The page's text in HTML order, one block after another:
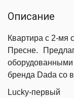
Описание
Квартира с 2-мя
Пресне.
бренда Dada со
Lucky-первый